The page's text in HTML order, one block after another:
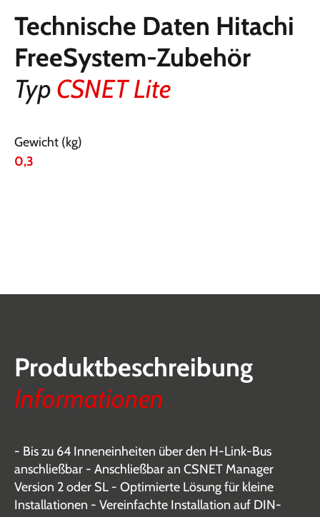
Technische Daten Hitachi
FreeSystem-Zubehör
Typ CSNET Lite
Gewicht (kg)
0,3
Produktbeschreibung
Informationen
- Bis zu 64 Inneneinheiten über den H-Link-Bus
anschließbar - Anschließbar an CSNET Manager
Version 2 oder SL - Optimierte Lösung für kleine
Installationen - Vereinfachte Installation auf DIN-